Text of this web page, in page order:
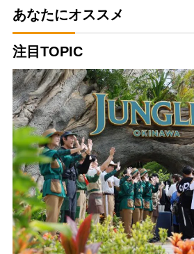
あなたにオススメ
注目TOPIC